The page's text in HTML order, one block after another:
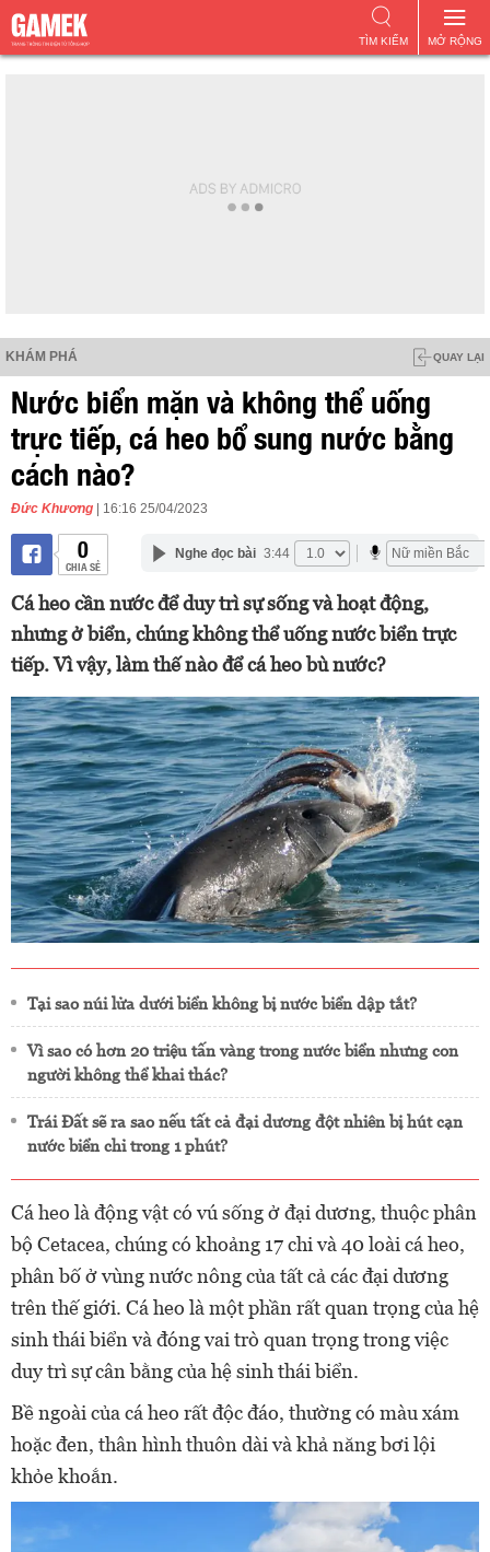
MỞ RỘNG
TÌM KIẾM
KHÁM PHÁ QUAY LẠI
Nước biển mặn và không thể uống
trực tiếp, cá heo bổ sung nước bằng
cách nào?
Đức Khương | 16:16 25/04/2023
0
CHIA SẺ
Nghe đọc bài 3:44
Cá heo cần nước để duy trì sự sống và hoạt động,
nhưng ở biển, chúng không thể uống nước biển trực
tiếp. Vì vậy, làm thế nào để cá heo bù nước?
Tại sao núi lửa dưới biển không bị nước biển dập tắt?
Vì sao có hơn 20 triệu tấn vàng trong nước biển nhưng con
người không thể khai thác?
Trái Đất sẽ ra sao nếu tất cả đại dương đột nhiên bị hút cạn
nước biển chỉ trong 1 phút?
Cá heo là động vật có vú sống ở đại dương, thuộc phân
bộ Cetacea, chúng có khoảng 17 chi và 40 loài cá heo,
phân bố ở vùng nước nông của tất cả các đại dương
trên thế giới. Cá heo là một phần rất quan trọng của hệ
sinh thái biển và đóng vai trò quan trọng trong việc
duy trì sự cân bằng của hệ sinh thái biển.
Bề ngoài của cá heo rất độc đáo, thường có màu xám
hoặc đen, thân hình thuôn dài và khả năng bơi lội
khỏe khoắn.